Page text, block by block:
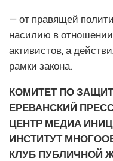
— от правящей
насилию в
активистов, а
рамки закона.
КОМИТЕТ ПО
ЕРЕВАНСКИЙ
ЦЕНТР МЕДИА
ИНСТИТУТ
КЛУБ ПУБЛИЧНОЙ